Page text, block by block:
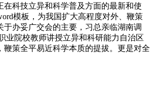
科技立异和科学普及方面的最新和使
模板，为我国扩大高程度对外、鞭策
办妥广交会的主要，习总亲临湖南调
业院校教师讲授立异和科研能力自治区
策全平易近科学本质的提拔。更是对全